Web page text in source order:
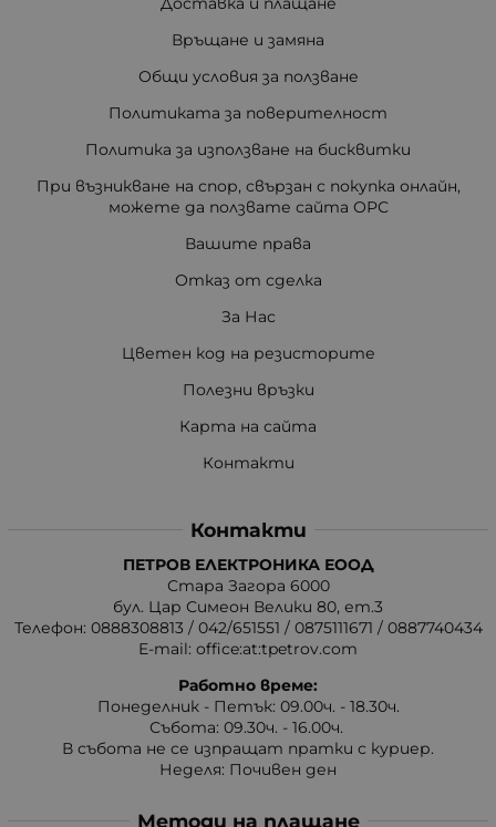
Връщане и замяна
Общи условия за ползване
Политиката за поверителност
Политика за използване на бисквитки
При възникване на спор, свързан с покупка онлайн,
можете да ползвате сайта ОРС
Вашите права
Отказ от сделка
За Нас
Цветен код на резисторите
Полезни връзки
Карта на сайта
Контакти
Контакти
ПЕТРОВ ЕЛЕКТРОНИКА ЕООД
Стара Загора 6000
бул. Цар Симеон Велики 80, ет.3
Телефон: 0888308813 / 042/651551 / 0875111671 / 0887740434
E-mail: office:at:tpetrov.com
Работно време:
Понеделник - Петък: 09.00ч. - 18.30ч.
Събота: 09.30ч. - 16.00ч.
В събота не се изпращат пратки с куриер.
Неделя: Почивен ден
Методи на плащане